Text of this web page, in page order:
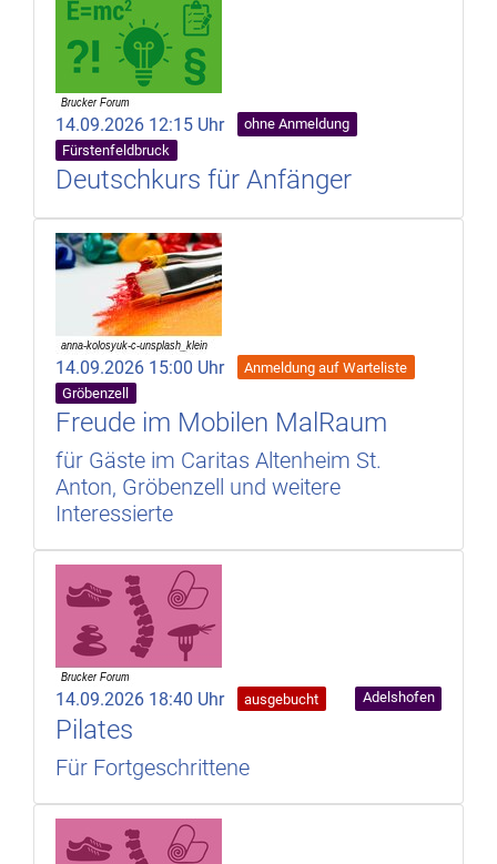
14.09.2026 12:15 Uhr
ohne Anmeldung
Fürstenfeldbruck
Deutschkurs für Anfänger
14.09.2026 15:00 Uhr
Anmeldung auf Warteliste
Gröbenzell
Freude im Mobilen MalRaum
für Gäste im Caritas Altenheim St.
Anton, Gröbenzell und weitere
Interessierte
14.09.2026 18:40 Uhr ausgebucht Adelshofen
Pilates
Für Fortgeschrittene